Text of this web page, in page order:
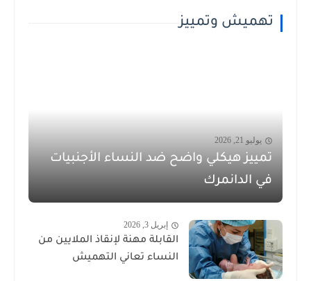
تهميش وتمييز
يوليو 21, 2026
تمييز هيكلي واضح ضد النساء الأجنبيات
في الدانمرك
إبريل 3, 2026
القابلة مهنة لإنقاذ الملايين من
النساء تعاني التهميش